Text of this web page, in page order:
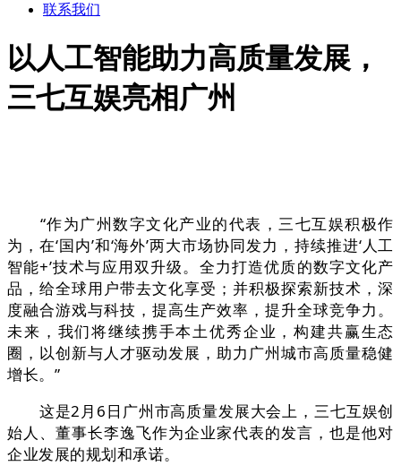
联系我们
以人工智能助力高质量发展，
三七互娱亮相广州
“作为广州数字文化产业的代表，三七互娱积极作
为，在‘国内’和‘海外’两大市场协同发力，持续推进‘人工
智能+’技术与应用双升级。全力打造优质的数字文化产
品，给全球用户带去文化享受；并积极探索新技术，深
度融合游戏与科技，提高生产效率，提升全球竞争力。
未来，我们将继续携手本土优秀企业，构建共赢生态
圈，以创新与人才驱动发展，助力广州城市高质量稳健
增长。”
这是2月6日广州市高质量发展大会上，三七互娱创
始人、董事长李逸飞作为企业家代表的发言，也是他对
企业发展的规划和承诺。